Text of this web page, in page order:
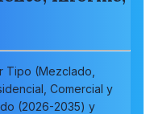
Tipo (Mezclado,
Comercial y
(2026-2035) y